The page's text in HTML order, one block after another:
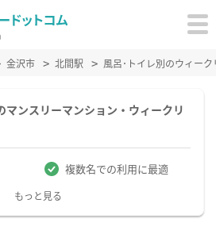
金沢市 北間駅 風呂･トイレ別のウィー
マンスリーマンション・ウィークリ
複数名での利用に最適
もっと見る